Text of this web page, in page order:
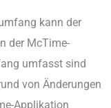
kann der
der McTime-
umfasst sind
von Änderungen
Applikation